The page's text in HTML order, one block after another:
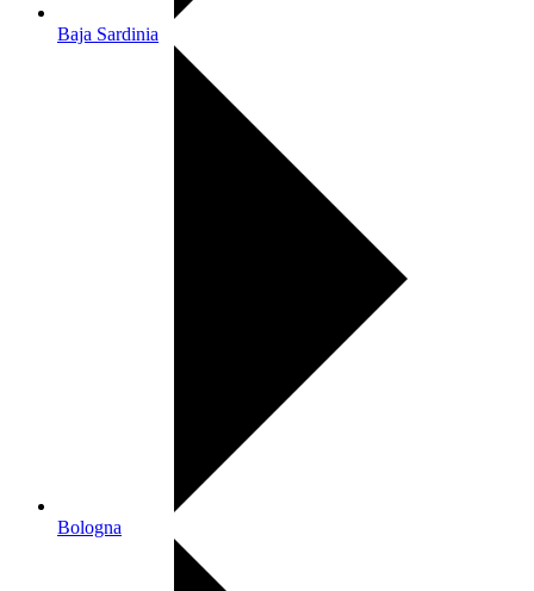
Baja Sardinia
Bologna